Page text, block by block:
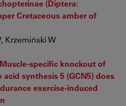
(Diptera:
Cretaceous amber of
Krzemiński W
Muscle-specific knockout of
synthesis 5 (GCN5) does
exercise-induced